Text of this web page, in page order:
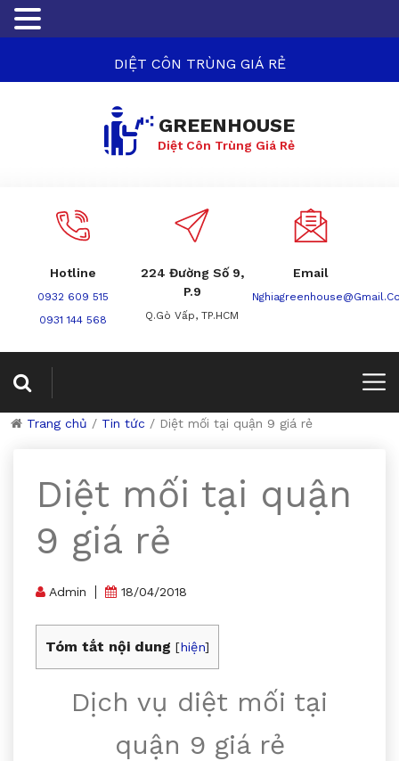
DIỆT CÔN TRÙNG GIÁ RẺ
GREENHOUSE
Diệt Côn Trùng Giá Rẻ
Hotline
0932 609 515
0931 144 568
224 Đường Số 9,
P.9
Q.Gò Vấp, TP.HCM
Email
Trang chủ / Tin tức / Diệt mối tại quận 9 giá rẻ
Diệt mối tại quận
9 giá rẻ
Admin 18/04/2018
Tóm tắt nội dung [hiện]
Dịch vụ diệt mối tại
quận 9 giá rẻ